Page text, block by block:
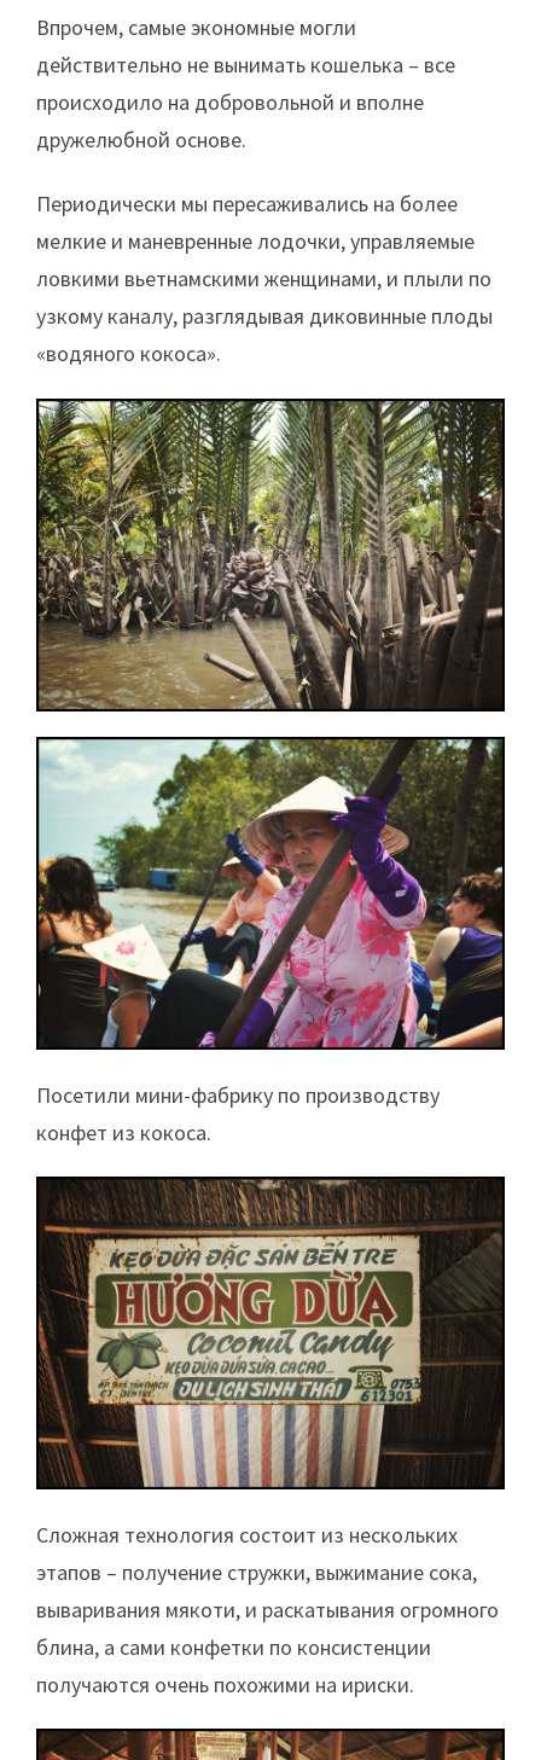
Впрочем, самые экономные могли
действительно не вынимать кошелька – все
происходило на добровольной и вполне
дружелюбной основе.
Периодически мы пересаживались на более
мелкие и маневренные лодочки, управляемые
ловкими вьетнамскими женщинами, и плыли по
узкому каналу, разглядывая диковинные плоды
«водяного кокоса».
Посетили мини-фабрику по производству
конфет из кокоса.
Сложная технология состоит из нескольких
этапов – получение стружки, выжимание сока,
вываривания мякоти, и раскатывания огромного
блина, а сами конфетки по консистенции
получаются очень похожими на ириски.